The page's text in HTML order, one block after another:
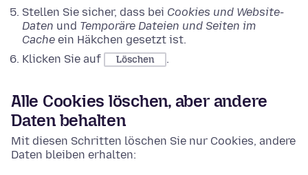
Stellen Sie sicher, dass bei Cookies und Website-
Daten und Temporäre Dateien und Seiten im
Cache ein Häkchen gesetzt ist.
Klicken Sie auf
Löschen .
Alle Cookies löschen, aber andere
Daten behalten
Mit diesen Schritten löschen Sie nur Cookies, andere
Daten bleiben erhalten: